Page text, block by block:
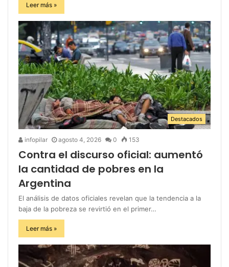
Leer más »
Destacados
infopilar agosto 4, 2026 0 153
Contra el discurso oficial: aumentó
la cantidad de pobres en la
Argentina
El análisis de datos oficiales revelan que la tendencia a la
baja de la pobreza se revirtió en el primer…
Leer más »